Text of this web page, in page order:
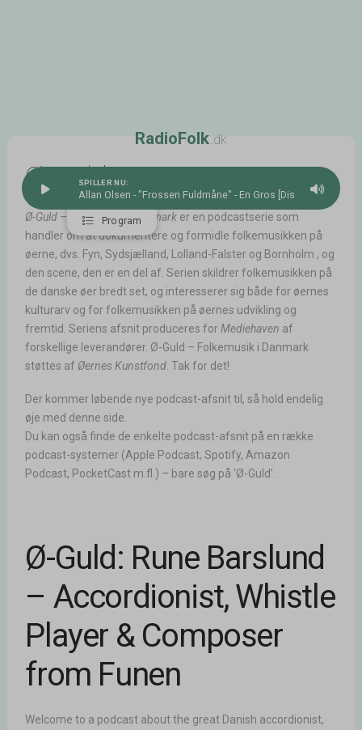
RadioFolk.dk
SPILLER NU:
Allan Olsen - "Frossen Fuldmåne" - En Gros [Disc 1]
Program
Ø-Guld
Ø-Guld – Folkemusik i Danmark er en podcastserie som
handler om at dokumentere og formidle folkemusikken på
øerne, dvs. Fyn, Sydsjælland, Lolland-Falster og Bornholm , og
den scene, den er en del af. Serien skildrer folkemusikken på
de danske øer bredt set, og interesserer sig både for øernes
kulturarv og for folkemusikken på øernes udvikling og
fremtid. Seriens afsnit produceres forMediehaven af
forskellige leverandører. Ø-Guld – Folkemusik i Danmark
støttes af Øernes Kunstfond . Tak for det!
Der kommer løbende nye podcast-afsnit til, så hold endelig
øje med denne side.
Du kan også finde de enkelte podcast-afsnit på en række
podcast-systemer (Apple Podcast, Spotify, Amazon
Podcast, PocketCast m.fl.) – bare søg på ‘Ø-Guld’.
Ø-Guld: Rune Barslund
– Accordionist, Whistle
Player & Composer
from Funen
Welcome to a podcast about the great Danish accordionist,